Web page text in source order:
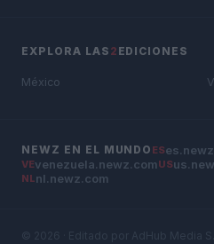
EXPLORA LAS 2 EDICIONES
México
NEWZ EN EL MUNDO ES
VEvenezuela.newz.com US
NLnl.newz.com
© 2026 · Editado por AdHub Media